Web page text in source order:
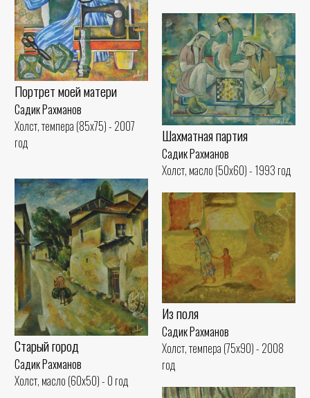
Портрет моей матери
Садик Рахманов
Холст, темпера (85x75) - 2007
год
Шахматная партия
Садик Рахманов
Холст, масло (50x60) - 1993 год
Старый город
Садик Рахманов
Холст, масло (60x50) - 0 год
Из поля
Садик Рахманов
Холст, темпера (75x90) - 2008
год